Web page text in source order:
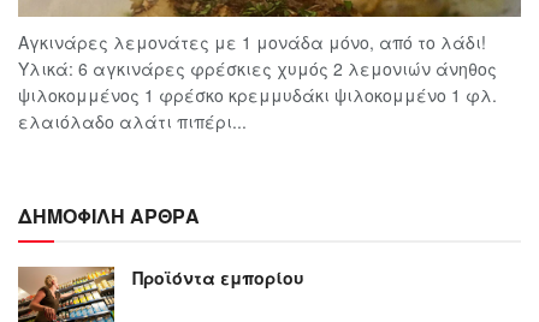
Αγκινάρες λεμονάτες με 1 μονάδα μόνο, από το λάδι!
Υλικά: 6 αγκινάρες φρέσκιες χυμός 2 λεμονιών άνηθος
ψιλοκομμένος 1 φρέσκο κρεμμυδάκι ψιλοκομμένο 1 φλ.
ελαιόλαδο αλάτι πιπέρι...
ΔΗΜΟΦΙΛΗ ΑΡΘΡΑ
Προϊόντα εμπορίου